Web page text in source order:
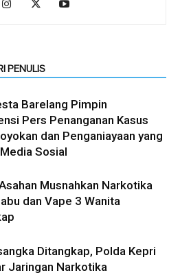
PENULIS
Barelang Pimpin
Pers Penanganan Kasus
dan Penganiayaan yang
Sosial
Musnahkan Narkotika
dan Vape 3 Wanita
Ditangkap, Polda Kepri
Jaringan Narkotika